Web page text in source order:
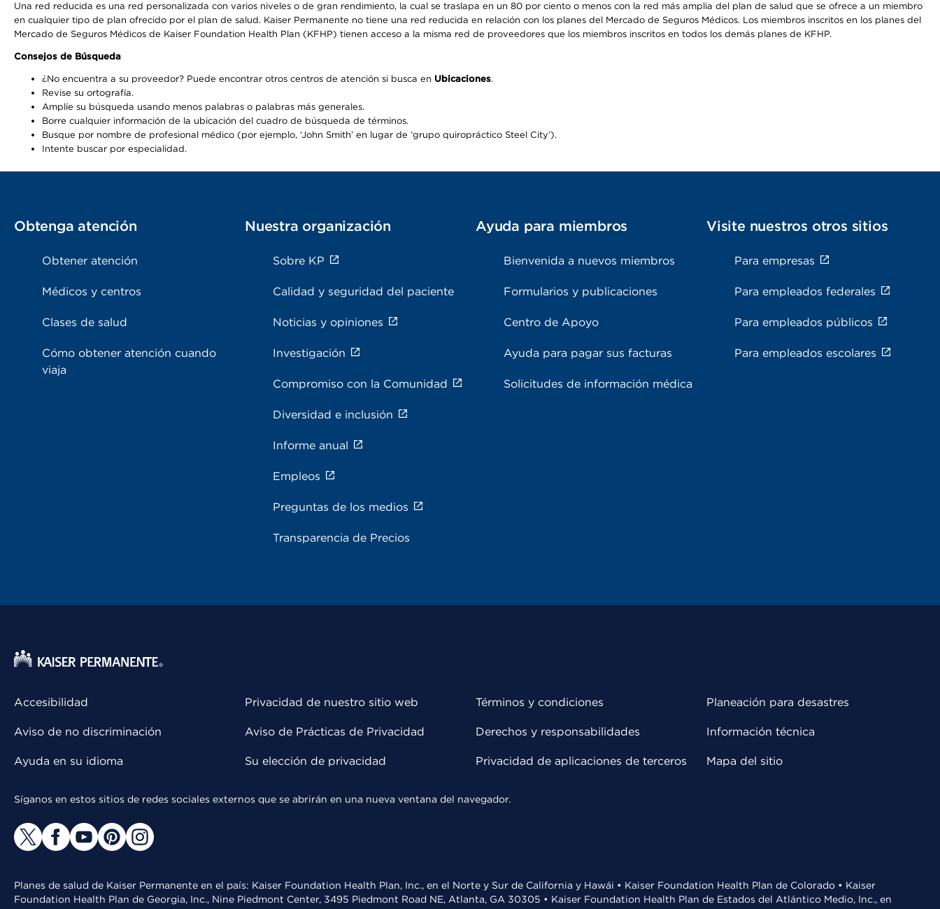
Una red reducida es una red personalizada con varios niveles o de gran rendimiento, la cual se traslapa en un 80 por ciento o menos con la red más amplia del plan de salud que se ofrece a un miembro
en cualquier tipo de plan ofrecido por el plan de salud. Kaiser Permanente no tiene una red reducida en relación con los planes del Mercado de Seguros Médicos. Los miembros inscritos en los planes del
Mercado de Seguros Médicos de Kaiser Foundation Health Plan (KFHP) tienen acceso a la misma red de proveedores que los miembros inscritos en todos los demás planes de KFHP.
Consejos de Búsqueda
¿No encuentra a su proveedor? Puede encontrar otros centros de atención si busca en Ubicaciones.
Revise su ortografía.
Amplíe su búsqueda usando menos palabras o palabras más generales.
Borre cualquier información de la ubicación del cuadro de búsqueda de términos.
Busque por nombre de profesional médico (por ejemplo, ‘John Smith’ en lugar de ‘grupo quiropráctico Steel City’).
Intente buscar por especialidad.
Obtenga atención
Obtener atención
Médicos y centros
Clases de salud
Cómo obtener atención cuando
viaja
Nuestra organización
Sobre KP
Calidad y seguridad del paciente
Noticias y opiniones
Investigación
Compromiso con la Comunidad
Diversidad e inclusión
Informe anual
Empleos
Preguntas de los medios
Transparencia de Precios
Ayuda para miembros
Bienvenida a nuevos miembros
Formularios y publicaciones
Centro de Apoyo
Ayuda para pagar sus facturas
Solicitudes de información médica
Visite nuestros otros sitios
Para empresas
Para empleados federales
Para empleados públicos
Para empleados escolares
Accesibilidad
Aviso de no discriminación
Ayuda en su idioma
Privacidad de nuestro sitio web
Aviso de Prácticas de Privacidad
Su elección de privacidad
Términos y condiciones
Derechos y responsabilidades
Privacidad de aplicaciones de terceros
Planeación para desastres
Información técnica
Mapa del sitio
Síganos en estos sitios de redes sociales externos que se abrirán en una nueva ventana del navegador.
Planes de salud de Kaiser Permanente en el país: Kaiser Foundation Health Plan, Inc., en el Norte y Sur de California y Hawái • Kaiser Foundation Health Plan de Colorado • Kaiser
Foundation Health Plan de Georgia, Inc., Nine Piedmont Center, 3495 Piedmont Road NE, Atlanta, GA 30305 • Kaiser Foundation Health Plan de Estados del Atlántico Medio, Inc., en